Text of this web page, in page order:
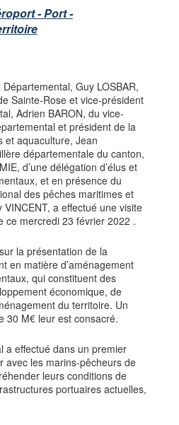
- Port -
Guy LOSBAR,
Sainte-Rose et vice-président
Adrien BARON, du vice-
et président de la
et aquaculture, Jean
départementale du canton,
d’une délégation d’élus et
et en présence du
des pêches maritimes et
VINCENT, a effectué une visite
ce mercredi 23 février 2022 .
la présentation de la
en matière d’aménagement
qui constituent des
économique, de
du territoire. Un
30 M€ leur est consacré.
a effectué dans un premier
avec les marins-pêcheurs de
leurs conditions de
portuaires actuelles,